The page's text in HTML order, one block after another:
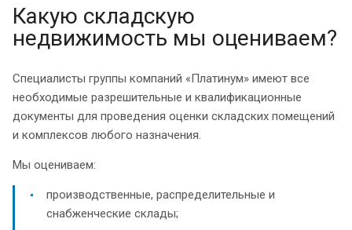
Какую складскую
недвижимость мы оцениваем?
Специалисты группы компаний «Платинум» имеют все
необходимые разрешительные и квалификационные
документы для проведения оценки складских помещений
и комплексов любого назначения.
Мы оцениваем:
производственные, распределительные и
снабженческие склады;